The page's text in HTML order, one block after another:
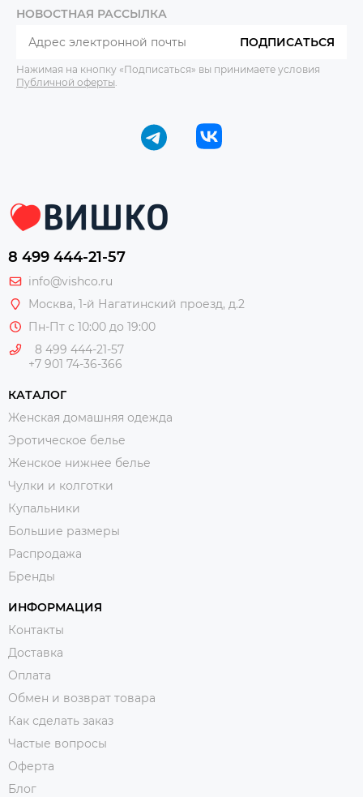
НОВОСТНАЯ РАССЫЛКА
ПОДПИСАТЬСЯ
Нажимая на кнопку «Подписаться» вы принимаете условия
Публичной оферты
8 499 444-21-57
info@vishco.ru
Москва, 1-й Нагатинский проезд, д.2
Пн-Пт с 10:00 до 19:00
8 499 444-21-57
+7 901 74-36-366
КАТАЛОГ
Женская домашняя одежда
Эротическое белье
Женское нижнее белье
Чулки и колготки
Купальники
Большие размеры
Распродажа
Бренды
ИНФОРМАЦИЯ
Контакты
Доставка
Оплата
Обмен и возврат товара
Как сделать заказ
Частые вопросы
Оферта
Блог